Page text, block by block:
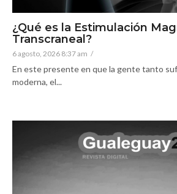
¿Qué es la Estimulación
Transcraneal?
6 agosto, 2026 8:37 am /
En este presente en que la gente tanto
moderna, el...